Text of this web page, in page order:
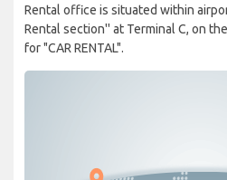
Rental office is situated within
Rental section'' at Terminal C, on
for "CAR RENTAL".